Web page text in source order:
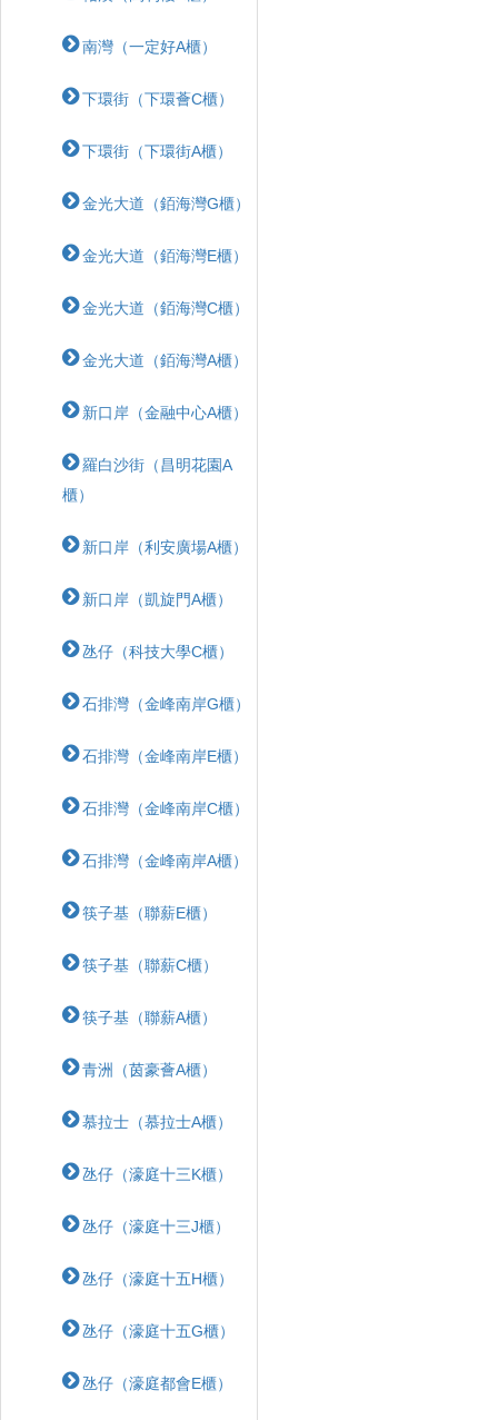
南灣（一定好A櫃）
下環街（下環薈C櫃）
下環街（下環街A櫃）
金光大道（銆海灣G櫃）
金光大道（銆海灣E櫃）
金光大道（銆海灣C櫃）
金光大道（銆海灣A櫃）
新口岸（金融中心A櫃）
羅白沙街（昌明花園A
櫃）
新口岸（利安廣場A櫃）
新口岸（凱旋門A櫃）
氹仔（科技大學C櫃）
石排灣（金峰南岸G櫃）
石排灣（金峰南岸E櫃）
石排灣（金峰南岸C櫃）
石排灣（金峰南岸A櫃）
筷子基（聯薪E櫃）
筷子基（聯薪C櫃）
筷子基（聯薪A櫃）
青洲（茵豪薈A櫃）
慕拉士（慕拉士A櫃）
氹仔（濠庭十三K櫃）
氹仔（濠庭十三J櫃）
氹仔（濠庭十五H櫃）
氹仔（濠庭十五G櫃）
氹仔（濠庭都會E櫃）